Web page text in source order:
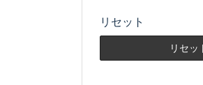
リセット